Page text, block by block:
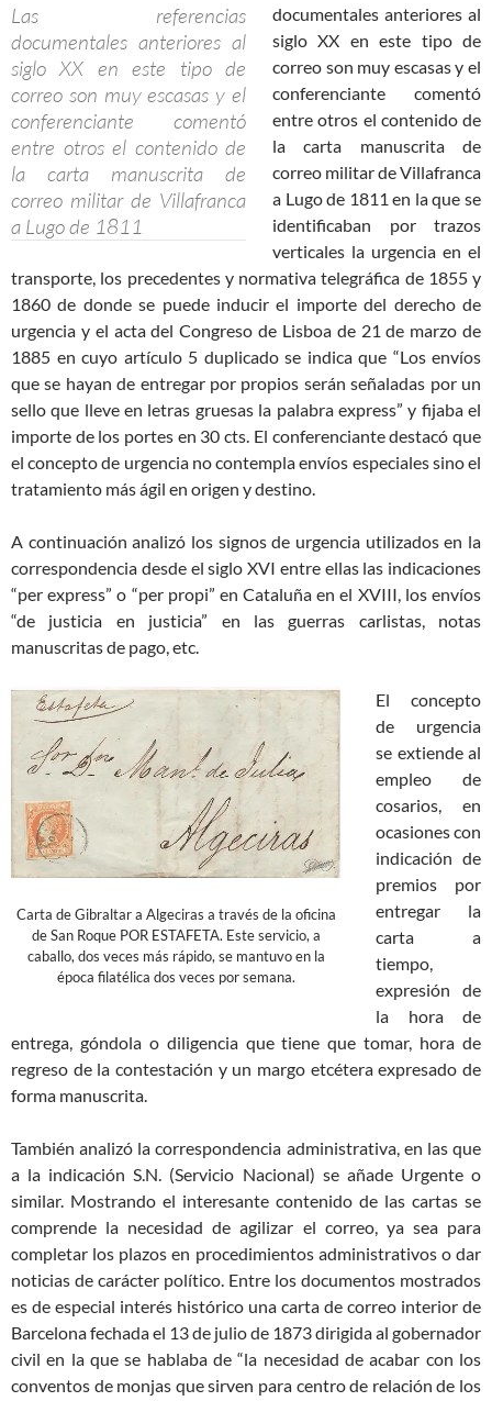
Las referencias
documentales anteriores al
siglo XX en este tipo de
correo son muy escasas y el
conferenciante comentó
entre otros el contenido de
la carta manuscrita de
correo militar de Villafranca
a Lugo de 1811
documentales anteriores al
siglo XX en este tipo de
correo son muy escasas y el
conferenciante comentó
entre otros el contenido de
la carta manuscrita de
correo militar de Villafranca
a Lugo de 1811 en la que se
identificaban por trazos
verticales la urgencia en el
transporte, los precedentes y normativa telegráfica de 1855 y
1860 de donde se puede inducir el importe del derecho de
urgencia y el acta del Congreso de Lisboa de 21 de marzo de
1885 en cuyo artículo 5 duplicado se indica que “Los envíos
que se hayan de entregar por propios serán señaladas por un
sello que lleve en letras gruesas la palabra express” y fijaba el
importe de los portes en 30 cts. El conferenciante destacó que
el concepto de urgencia no contempla envíos especiales sino el
tratamiento más ágil en origen y destino.
A continuación analizó los signos de urgencia utilizados en la
correspondencia desde el siglo XVI entre ellas las indicaciones
“per express” o “per propi” en Cataluña en el XVIII, los envíos
“de justicia en justicia” en las guerras carlistas, notas
manuscritas de pago, etc.
Carta de Gibraltar a Algeciras a través de la oficina
de San Roque POR ESTAFETA. Este servicio, a
caballo, dos veces más rápido, se mantuvo en la
época filatélica dos veces por semana.
El concepto
de urgencia
se extiende al
empleo de
cosarios, en
ocasiones con
indicación de
premios por
entregar la
carta a
tiempo,
expresión de
la hora de
entrega, góndola o diligencia que tiene que tomar, hora de
regreso de la contestación y un margo etcétera expresado de
forma manuscrita.
También analizó la correspondencia administrativa, en las que
a la indicación S.N. (Servicio Nacional) se añade Urgente o
similar. Mostrando el interesante contenido de las cartas se
comprende la necesidad de agilizar el correo, ya sea para
completar los plazos en procedimientos administrativos o dar
noticias de carácter político. Entre los documentos mostrados
es de especial interés histórico una carta de correo interior de
Barcelona fechada el 13 de julio de 1873 dirigida al gobernador
civil en la que se hablaba de “la necesidad de acabar con los
conventos de monjas que sirven para centro de relación de los